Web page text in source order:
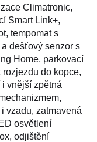
Climatronic,
Smart Link+,
tempomat s
dešťový senzor s
Home, parkovací
do kopce,
vnější zpětná
vzadu, zatmavená
osvětlení
odjištění